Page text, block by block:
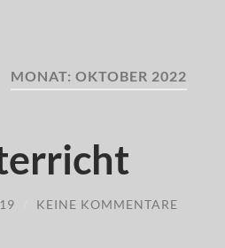
MONAT: OKTOBER 2022
KEINE KOMMENTARE